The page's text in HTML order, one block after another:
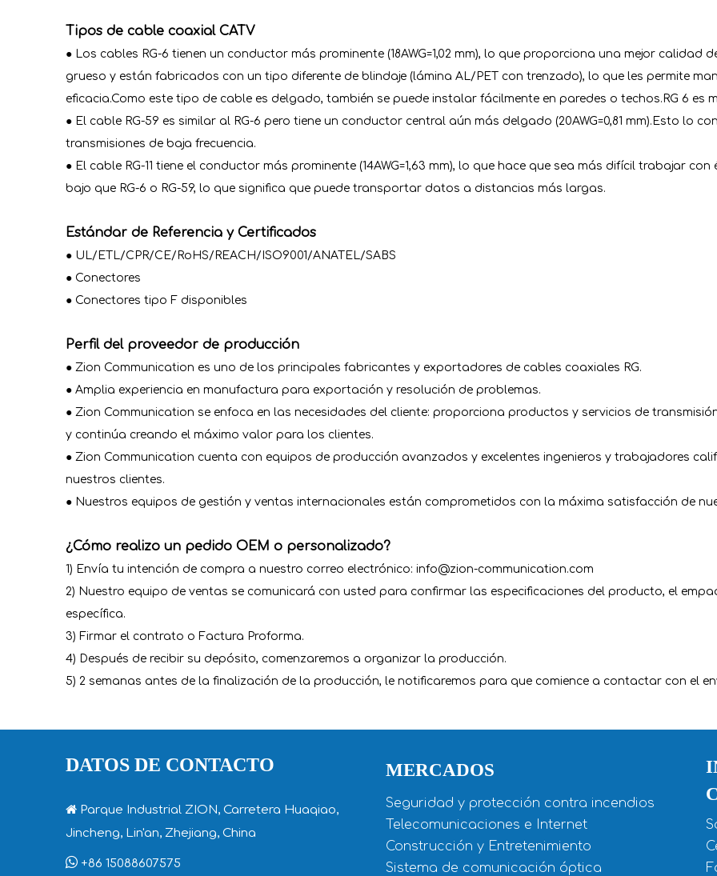
Tipos de cable coaxial CATV
● Los cables RG-6 tienen un conductor más prominente (18AWG=1,02 mm), lo que proporciona una mejor calidad
grueso y están fabricados con un tipo diferente de blindaje (lámina AL/PET con trenzado), lo que les permite
eficacia.Como este tipo de cable es delgado, también se puede instalar fácilmente en paredes o techos.RG 6 es
● El cable RG-59 es similar al RG-6 pero tiene un conductor central aún más delgado (20AWG=0,81 mm).Esto lo
transmisiones de baja frecuencia.
● El cable RG-11 tiene el conductor más prominente (14AWG=1,63 mm), lo que hace que sea más difícil trabajar
bajo que RG-6 o RG-59, lo que significa que puede transportar datos a distancias más largas.
Estándar de Referencia y Certificados
● UL/ETL/CPR/CE/RoHS/REACH/ISO9001/ANATEL/SABS
● Conectores
● Conectores tipo F disponibles
Perfil del proveedor de producción
● Zion Communication es uno de los principales fabricantes y exportadores de cables coaxiales RG.
● Amplia experiencia en manufactura para exportación y resolución de problemas.
● Zion Communication se enfoca en las necesidades del cliente: proporciona productos y servicios de
y continúa creando el máximo valor para los clientes.
● Zion Communication cuenta con equipos de producción avanzados y excelentes ingenieros y trabajadores
nuestros clientes.
● Nuestros equipos de gestión y ventas internacionales están comprometidos con la máxima satisfacción de
¿Cómo realizo un pedido OEM o personalizado?
1) Envía tu intención de compra a nuestro correo electrónico: info@zion-communication.com
2) Nuestro equipo de ventas se comunicará con usted para confirmar las especificaciones del producto, el
específica.
3) Firmar el contrato o Factura Proforma.
4) Después de recibir su depósito, comenzaremos a organizar la producción.
5) 2 semanas antes de la finalización de la producción, le notificaremos para que comience a contactar con el
DATOS DE CONTACTO
 Parque Industrial ZION, Carretera Huaqiao,
Jincheng, Lin'an, Zhejiang, China
 +86 15088607575
MERCADOS
Seguridad y protección contra incendios
Telecomunicaciones e Internet
Construcción y Entretenimiento
Sistema de comunicación óptica